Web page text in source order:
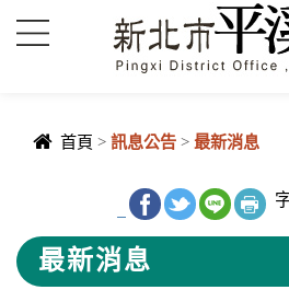
首頁 > 訊息公告 > 最新消息
最新消息